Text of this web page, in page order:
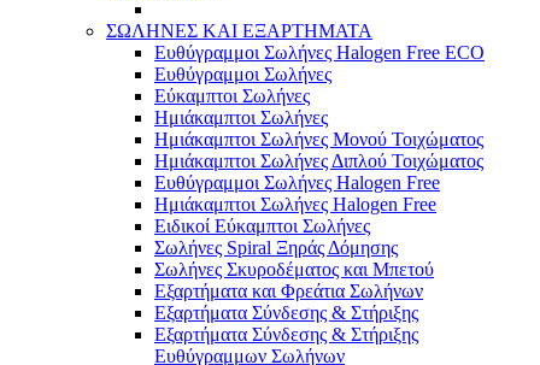
ΣΩΛΗΝΕΣ ΚΑΙ ΕΞΑΡΤΗΜΑΤΑ
Ευθύγραμμοι Σωλήνες Halogen Free ECO
Ευθύγραμμοι Σωλήνες
Εύκαμπτοι Σωλήνες
Ημιάκαμπτοι Σωλήνες
Ημιάκαμπτοι Σωλήνες Μονού Τοιχώματος
Ημιάκαμπτοι Σωλήνες Διπλού Τοιχώματος
Ευθύγραμμοι Σωλήνες Halogen Free
Ημιάκαμπτοι Σωλήνες Halogen Free
Ειδικοί Εύκαμπτοι Σωλήνες
Σωλήνες Spiral Ξηράς Δόμησης
Σωλήνες Σκυροδέματος και Μπετού
Εξαρτήματα και Φρεάτια Σωλήνων
Εξαρτήματα Σύνδεσης & Στήριξης
Εξαρτήματα Σύνδεσης & Στήριξης
Ευθύγραμμων Σωλήνων